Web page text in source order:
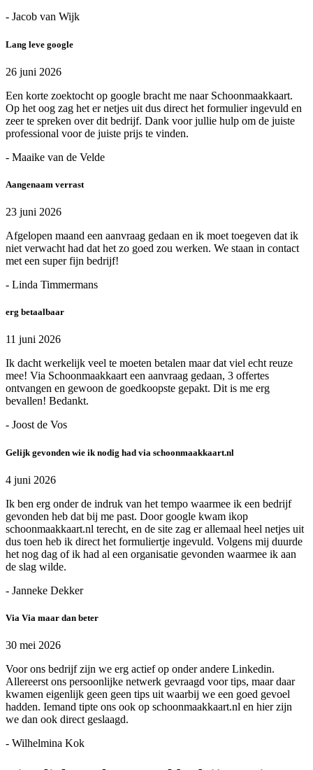
- Jacob van Wijk
Lang leve google
26 juni 2026
Een korte zoektocht op google bracht me naar Schoonmaakkaart.
Op het oog zag het er netjes uit dus direct het formulier ingevuld en
zeer te spreken over dit bedrijf. Dank voor jullie hulp om de juiste
professional voor de juiste prijs te vinden.
- Maaike van de Velde
Aangenaam verrast
23 juni 2026
Afgelopen maand een aanvraag gedaan en ik moet toegeven dat ik
niet verwacht had dat het zo goed zou werken. We staan in contact
met een super fijn bedrijf!
- Linda Timmermans
erg betaalbaar
11 juni 2026
Ik dacht werkelijk veel te moeten betalen maar dat viel echt reuze
mee! Via Schoonmaakkaart een aanvraag gedaan, 3 offertes
ontvangen en gewoon de goedkoopste gepakt. Dit is me erg
bevallen! Bedankt.
- Joost de Vos
Gelijk gevonden wie ik nodig had via schoonmaakkaart.nl
4 juni 2026
Ik ben erg onder de indruk van het tempo waarmee ik een bedrijf
gevonden heb dat bij me past. Door google kwam ikop
schoonmaakkaart.nl terecht, en de site zag er allemaal heel netjes uit
dus toen heb ik direct het formuliertje ingevuld. Volgens mij duurde
het nog dag of ik had al een organisatie gevonden waarmee ik aan
de slag wilde.
- Janneke Dekker
Via Via maar dan beter
30 mei 2026
Voor ons bedrijf zijn we erg actief op onder andere Linkedin.
Allereerst ons persoonlijke netwerk gevraagd voor tips, maar daar
kwamen eigenlijk geen geen tips uit waarbij we een goed gevoel
hadden. Iemand tipte ons ook op schoonmaakkaart.nl en hier zijn
we dan ook direct geslaagd.
- Wilhelmina Kok